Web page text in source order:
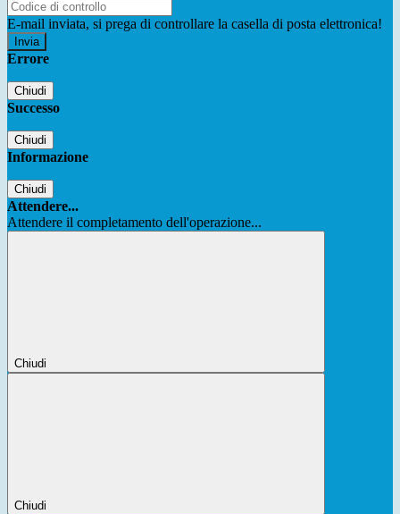
E-mail inviata, si prega di controllare la casella di posta elettronica!
Errore
Chiudi
Successo
Chiudi
Informazione
Chiudi
Attendere...
Attendere il completamento dell'operazione...
Chiudi
Chiudi